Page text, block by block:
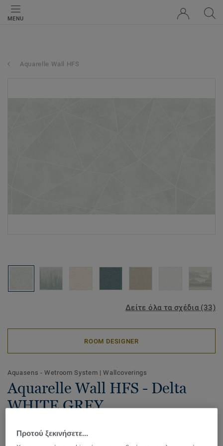
MENU
Aquarelle Wall HFS
Δείτε όλα τα σχέδια (33)
ROOM DESIGNER
Aquasens - Wetroom System |Wallcoverings
Aquarelle Wall HFS - Delta
WHITE GREY
designs, Aquarelle Wall HFS is a waterproof vinyl wall
Προτού ξεκινήσετε...